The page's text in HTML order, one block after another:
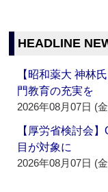
HEADLINE
【昭和薬大 神林
門教育の充実を
2026年08月07日 (
【厚労省検討会
目が対象に
2026年08月07日 (